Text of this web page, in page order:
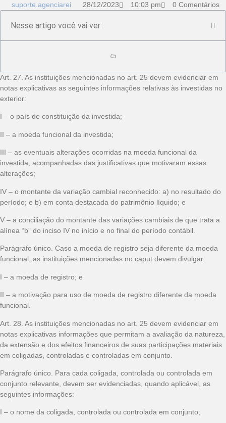
suporte.agenciarei 28/12/2023 10:03 pm 0 Comentários
Nesse artigo você vai ver:
Art. 27. As instituições mencionadas no art. 25 devem evidenciar em
notas explicativas as seguintes informações relativas às investidas no
exterior:
I – o país de constituição da investida;
II – a moeda funcional da investida;
III – as eventuais alterações ocorridas na moeda funcional da
investida, acompanhadas das justificativas que motivaram essas
alterações;
IV – o montante da variação cambial reconhecido: a) no resultado do
período; e b) em conta destacada do patrimônio líquido; e
V – a conciliação do montante das variações cambiais de que trata a
alínea “b” do inciso IV no início e no final do período contábil.
Parágrafo único. Caso a moeda de registro seja diferente da moeda
funcional, as instituições mencionadas no caput devem divulgar:
I – a moeda de registro; e
II – a motivação para uso de moeda de registro diferente da moeda
funcional.
Art. 28. As instituições mencionadas no art. 25 devem evidenciar em
notas explicativas informações que permitam a avaliação da natureza,
da extensão e dos efeitos financeiros de suas participações materiais
em coligadas, controladas e controladas em conjunto.
Parágrafo único. Para cada coligada, controlada ou controlada em
conjunto relevante, devem ser evidenciadas, quando aplicável, as
seguintes informações:
I – o nome da coligada, controlada ou controlada em conjunto;